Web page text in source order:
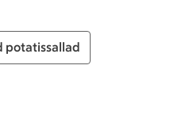
potatissallad